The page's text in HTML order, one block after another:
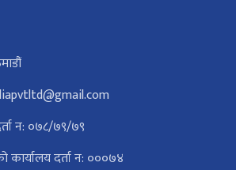
न: ०७८/७९/७९
कार्यालय दर्ता न: ०००७४